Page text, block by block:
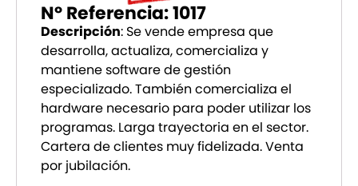
Nº Referencia: 1017
Descripción: Se vende empresa que
desarrolla, actualiza, comercializa y
mantiene software de gestión
especializado. También comercializa el
hardware necesario para poder utilizar los
programas. Larga trayectoria en el sector.
Cartera de clientes muy fidelizada. Venta
por jubilación.